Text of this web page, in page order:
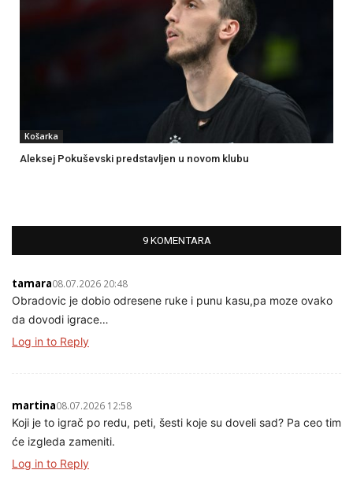
Košarka
Aleksej Pokuševski predstavljen u novom klubu
9 KOMENTARA
tamara08.07.2026 20:48
Obradovic je dobio odresene ruke i punu kasu,pa moze ovako
da dovodi igrace…
Log in to Reply
martina08.07.2026 12:58
Koji je to igrač po redu, peti, šesti koje su doveli sad? Pa ceo tim
će izgleda zameniti.
Log in to Reply